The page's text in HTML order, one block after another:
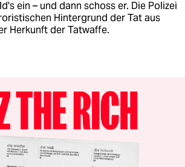
ein – und dann schoss er. Die Polizei
Hintergrund der Tat aus
Herkunft der Tatwaffe.